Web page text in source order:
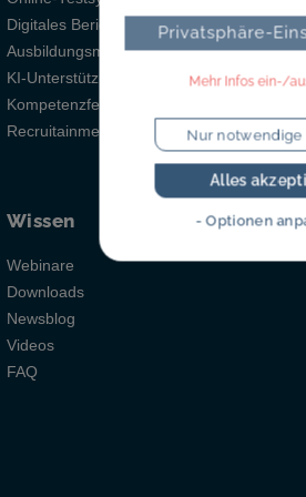
Digitales Berichtsheft
Ausbildungsmanagement
KI-Unterstützung
Kompetenzfeststellung
Recruitainment
Wissen
Webinare
Downloads
Newsblog
Videos
FAQ
Privatsphäre-
Mehr Infos ein-/
Nur notwendige
Alles
- Optionen